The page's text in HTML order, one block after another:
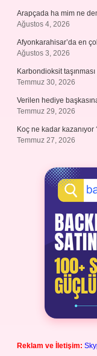
Arapçada ha mim ne
Ağustos 4, 2026
Afyonkarahisar’da en
Ağustos 3, 2026
Karbondioksit
Temmuz 30, 2026
Verilen hediye
Temmuz 29, 2026
Koç ne kadar kazanıyor
Temmuz 27, 2026
Reklam ve İletişim: